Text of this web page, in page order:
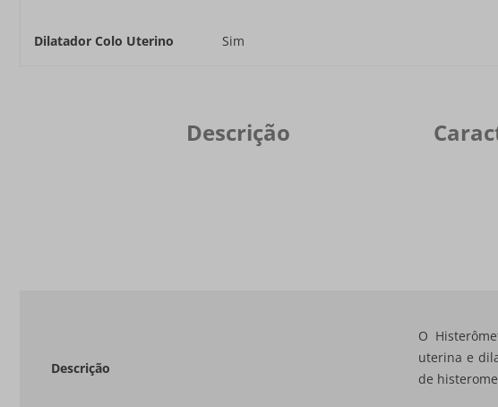
Dilatador Colo Uterino Sim
Descrição
Descrição
O
uterina e
de